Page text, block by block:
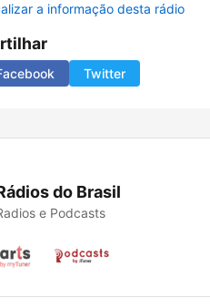
a informação desta rádio
Twitter
do Brasil
e Podcasts